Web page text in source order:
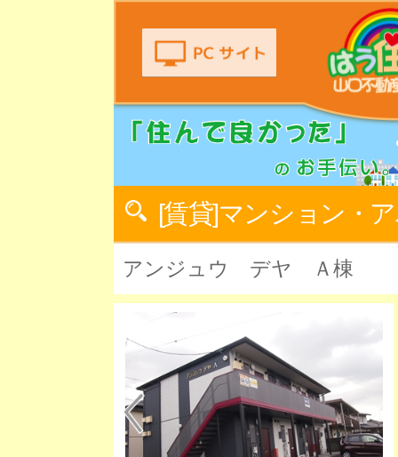
[賃貸]マンション・
アンジュウ デヤ Ａ棟